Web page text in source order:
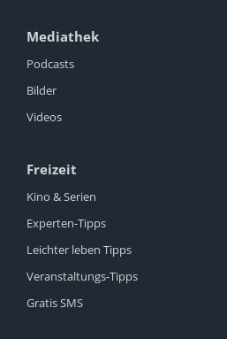
Mediathek
Podcasts
Bilder
Videos
Freizeit
Kino & Serien
Experten-Tipps
Leichter leben Tipps
Veranstaltungs-Tipps
Gratis SMS